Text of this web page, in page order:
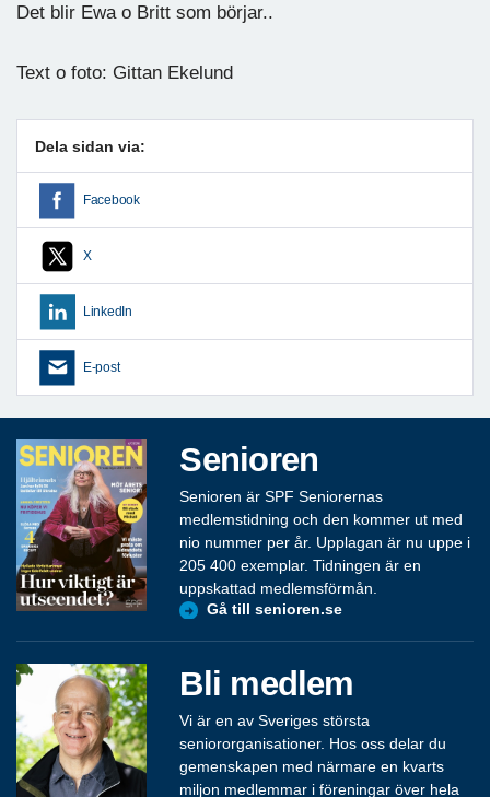
Det blir Ewa o Britt som börjar..
Text o foto: Gittan Ekelund
Dela sidan via:
Facebook
X
LinkedIn
E-post
Senioren
Senioren är SPF Seniorernas
medlemstidning och den kommer ut med
nio nummer per år. Upplagan är nu uppe i
205 400 exemplar. Tidningen är en
uppskattad medlemsförmån.
Gå till senioren.se
Bli medlem
Vi är en av Sveriges största
seniororganisationer. Hos oss delar du
gemenskapen med närmare en kvarts
miljon medlemmar i föreningar över hela